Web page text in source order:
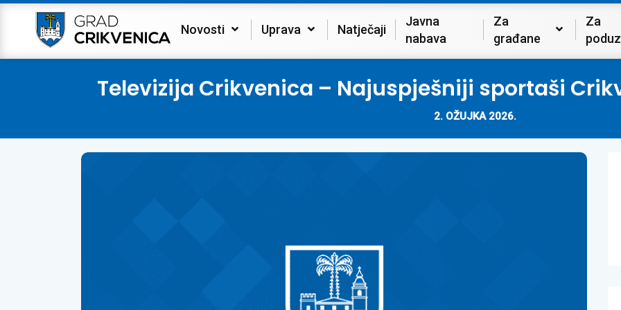
Novosti Uprava Natječaji
Javna
nabava
Za
građane
Za
Televizija Crikvenica – Najuspješniji sportaši
2. OŽUJKA 2026.